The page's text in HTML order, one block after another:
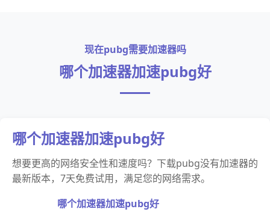
现在pubg需要加速器吗
哪个加速器加速pubg好
哪个加速器加速pubg好
想要更高的网络安全性和速度吗？下载pubg没有加速器的
最新版本，7天免费试用，满足您的网络需求。
哪个加速器加速pubg好